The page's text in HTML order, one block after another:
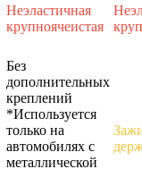
Неэластичная
крупноячеистая
Без
дополнительных
креплений
*Используется
только на
автомобилях с
металлической